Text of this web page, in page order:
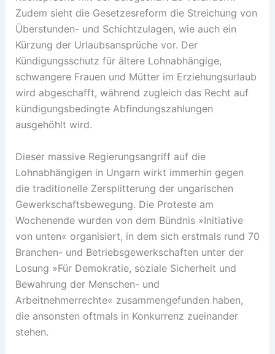
Zudem sieht die Gesetzesreform die Streichung von
Überstunden- und Schichtzulagen, wie auch ein
Kürzung der Urlaubsansprüche vor. Der
Kündigungsschutz für ältere Lohnabhängige,
schwangere Frauen und Mütter im Erziehungsurlaub
wird abgeschafft, während zugleich das Recht auf
kündigungsbedingte Abfindungszahlungen
ausgehöhlt wird.
Dieser massive Regierungsangriff auf die
Lohnabhängigen in Ungarn wirkt immerhin gegen
die traditionelle Zersplitterung der ungarischen
Gewerkschaftsbewegung. Die Proteste am
Wochenende wurden von dem Bündnis »Initiative
von unten« organisiert, in dem sich erstmals rund 70
Branchen- und Betriebsgewerkschaften unter der
Losung »Für Demokratie, soziale Sicherheit und
Bewahrung der Menschen- und
Arbeitnehmerrechte« zusammengefunden haben,
die ansonsten oftmals in Konkurrenz zueinander
stehen.